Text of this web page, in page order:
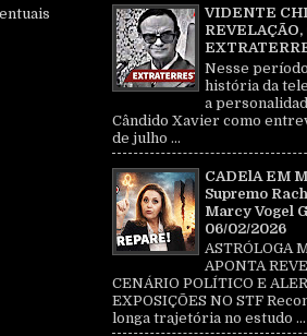
VIDENTE
REVELAÇÃO,
Nesse
história da
a
Cândido Xavier como
de julho ...
CADElA EM
Supremo
Marcy Vogel
06/02/2026
ASTRÓLOGA
APONTA
CENÁRIO POLÍTICO E
EXPOSIÇÕES NO STF
longa trajetória no estudo ...